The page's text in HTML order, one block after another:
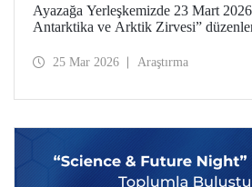
Ayazağa Yerleşkemizde 23 Mart
Antarktika ve Arktik Zirvesi”
gelişmeler, akademik çalışmalar ve
25 Mar 2026 Araştırma